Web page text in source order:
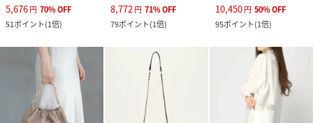
5,676円 70%OFF
51ポイント(1倍)
8,772円 71%OFF
79ポイント(1倍)
10,450円 50%OFF
95ポイント(1倍)